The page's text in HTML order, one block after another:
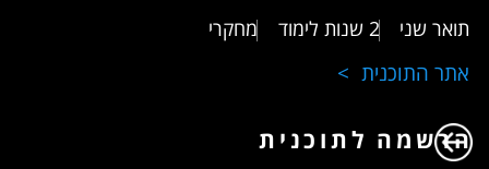
תואר שני 2 שנות לימוד מחקרי
אתר התוכנית
הרשמה לתוכנית